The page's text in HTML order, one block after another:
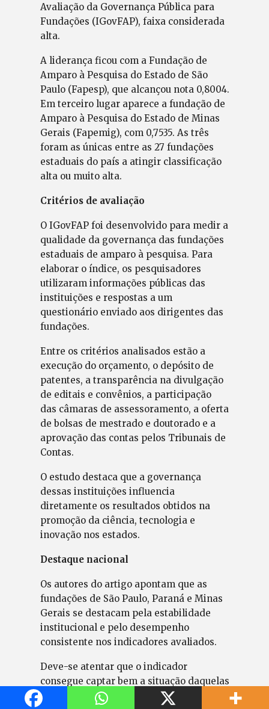
Avaliação da Governança Pública para
Fundações (IGovFAP), faixa considerada
alta.
A liderança ficou com a Fundação de
Amparo à Pesquisa do Estado de São
Paulo (Fapesp), que alcançou nota 0,8004.
Em terceiro lugar aparece a fundação de
Amparo à Pesquisa do Estado de Minas
Gerais (Fapemig), com 0,7535. As três
foram as únicas entre as 27 fundações
estaduais do país a atingir classificação
alta ou muito alta.
Critérios de avaliação
O IGovFAP foi desenvolvido para medir a
qualidade da governança das fundações
estaduais de amparo à pesquisa. Para
elaborar o índice, os pesquisadores
utilizaram informações públicas das
instituições e respostas a um
questionário enviado aos dirigentes das
fundações.
Entre os critérios analisados estão a
execução do orçamento, o depósito de
patentes, a transparência na divulgação
de editais e convênios, a participação
das câmaras de assessoramento, a oferta
de bolsas de mestrado e doutorado e a
aprovação das contas pelos Tribunais de
Contas.
O estudo destaca que a governança
dessas instituições influencia
diretamente os resultados obtidos na
promoção da ciência, tecnologia e
inovação nos estados.
Destaque nacional
Os autores do artigo apontam que as
fundações de São Paulo, Paraná e Minas
Gerais se destacam pela estabilidade
institucional e pelo desempenho
consistente nos indicadores avaliados.
Deve-se atentar que o indicador
consegue captar bem a situação daquelas
FAP que têm uma situação institucional